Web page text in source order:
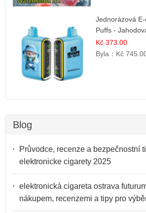
Jednorázová
Puffs -
Kč 373.00
Byla： Kč
Blog
Průvodce, recenze a bezpečnostní
elektronicke cigarety 2025
elektronická cigareta ostrava
nákupem, recenzemi a tipy pro